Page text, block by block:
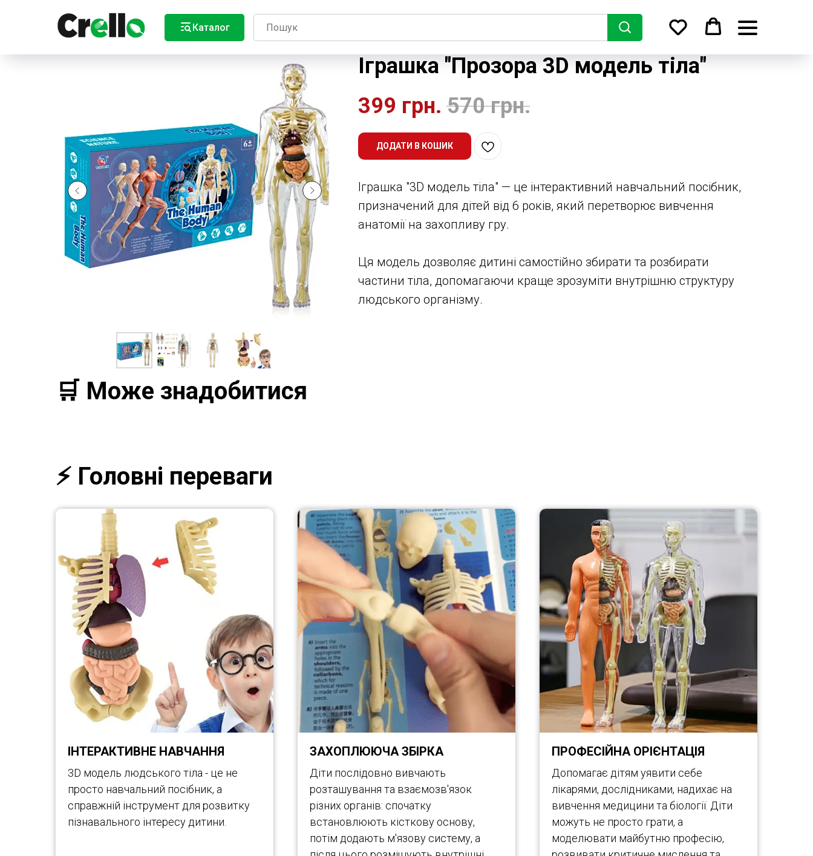
Каталог
Іграшка "Прозора 3D модель тіла"
399 грн. 570 грн.
ДОДАТИ В КОШИК
​Іграшка "3D модель тіла" — це інтерактивний навчальний посібник,
призначений для дітей від 6 років, який перетворює вивчення
анатомії на захопливу гру.
Ця модель дозволяє дитині самостійно збирати та розбирати
частини тіла, допомагаючи краще зрозуміти внутрішню структуру
людського організму.
🛒 Може знадобитися
⚡️ Головні переваги
ІНТЕРАКТИВНЕ НАВЧАННЯ
3D модель людського тіла - це не
просто навчальний посібник, а
справжній інструмент для розвитку
пізнавального інтересу дитини.
ЗАХОПЛЮЮЧА ЗБІРКА
Діти послідовно вивчають
розташування та взаємозв'язок
різних органів: спочатку
встановлюють кісткову основу,
потім додають м'язову систему, а
ПРОФЕСІЙНА ОРІЄНТАЦІЯ
Допомагає дітям уявити себе
лікарями, дослідниками, надихає на
вивчення медицини та біології. Діти
можуть не просто грати, а
моделювати майбутню професію,